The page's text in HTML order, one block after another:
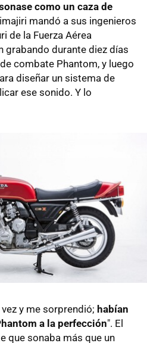
como un caza de
mandó a sus ingenieros
de la Fuerza Aérea
grabando durante diez días
combate Phantom, y luego
diseñar un sistema de
ese sonido. Y lo
y me sorprendió; habían
a la perfección". El
que sonaba más que un